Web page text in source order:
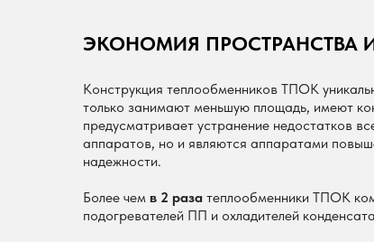
ЭКОНОМИЯ ПРОСТРАНСТВА
Конструкция теплообменников ТПОК
только занимают меньшую площадь, имеют
предусматривает устранение недостатков
аппаратов, но и являются аппаратами
надежности.
Более чем в 2 раза теплообменники ТПОК
подогревателей ПП и охладителей